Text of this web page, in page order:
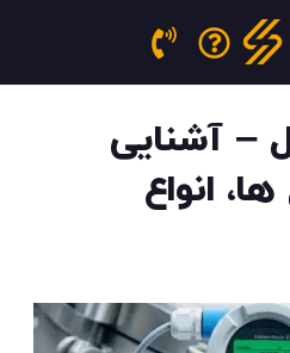
– آشنایی
انواع